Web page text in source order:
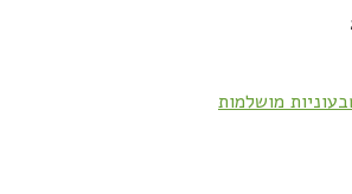
מושלמות